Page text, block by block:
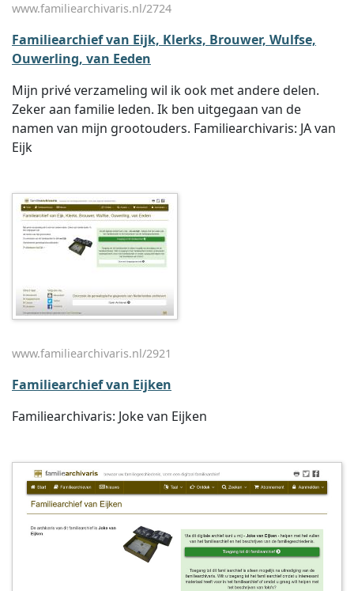
www.familiearchivaris.nl/2724
Familiearchief van Eijk, Klerks, Brouwer, Wulfse,
Ouwerling, van Eeden
Mijn privé verzameling wil ik ook met andere delen.
Zeker aan familie leden. Ik ben uitgegaan van de
namen van mijn grootouders. Familiearchivaris: JA van
Eijk
www.familiearchivaris.nl/2921
Familiearchief van Eijken
Familiearchivaris: Joke van Eijken